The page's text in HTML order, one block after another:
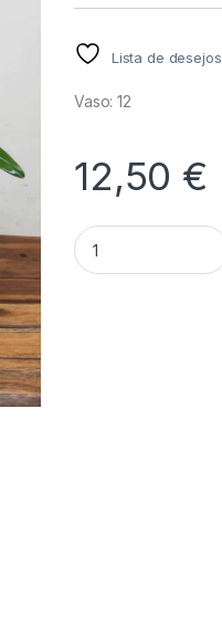
Lista de desejos
Vaso: 12
12,50 €
Quantidade